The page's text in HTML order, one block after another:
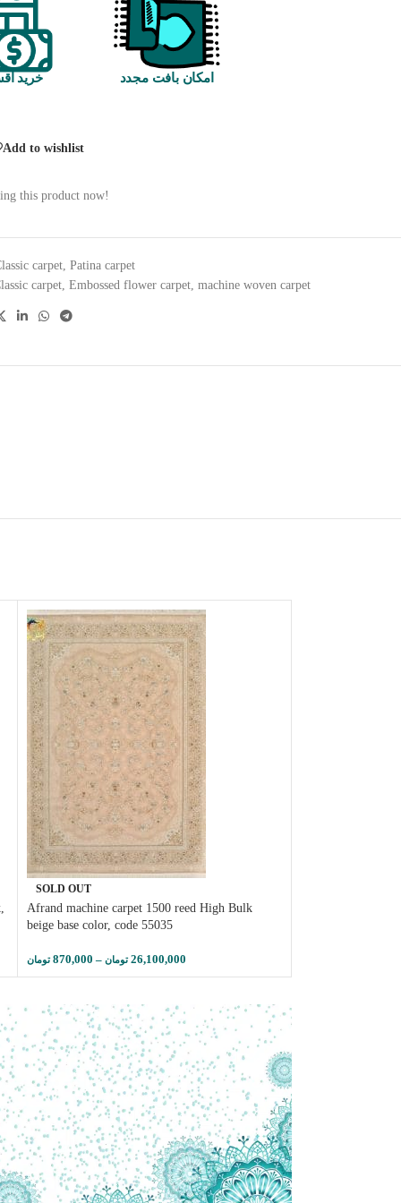
خرید امکان بافت مجدد
Add to wishlist
this product now!
carpet, Patina carpet
carpet, Embossed flower carpet, machine woven carpet
SOLD OUT
Afrand machine carpet 1500 reed High Bulk
beige base color, code 55035
870,000 تومان – 26,100,000 تومان